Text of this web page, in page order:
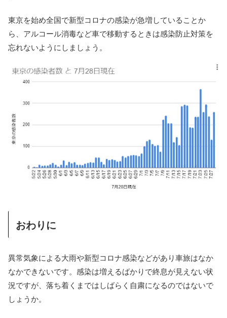
東京を始め全国で新型コロナの感染が急増していることか
ら、アルコール消毒など車で移動するときは感染防止対策を
忘れないようにしましょう。
おわりに
異常気象による大雨や新型コロナ感染などがあり車旅はなか
なかできないです。感染は増えるばかりで終息が見えない状
況ですが、落ち着くまではしばらく自粛になるのではないで
しょうか。